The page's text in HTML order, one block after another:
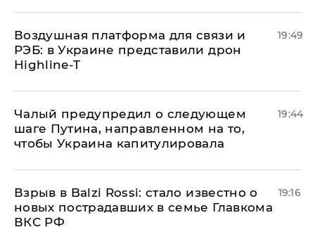
Воздушная платформа для связи и
РЭБ: в Украине представили дрон
Highline-T
19:49
Чалый предупредил о следующем
шаге Путина, направленном на то,
чтобы Украина капитулировала
19:44
Взрыв в Balzi Rossi: стало известно о
новых пострадавших в семье Главкома
ВКС РФ
19:16